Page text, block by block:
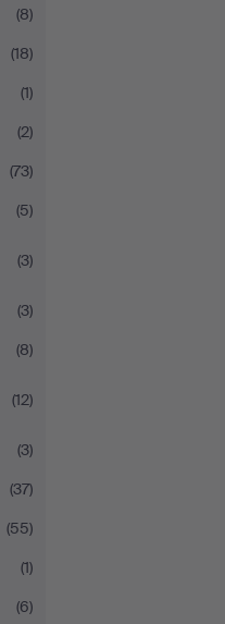
(8)
(18)
(1)
(2)
(73)
(5)
(3)
(3)
(8)
(12)
(3)
(37)
(55)
(1)
(6)